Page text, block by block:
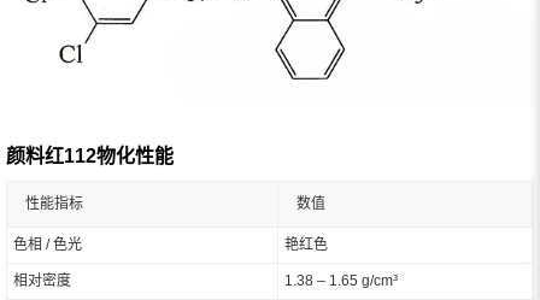
颜料红112物化性能
性能指标 数值
色相 / 色光 艳红色
相对密度 1.38 – 1.65 g/cm³